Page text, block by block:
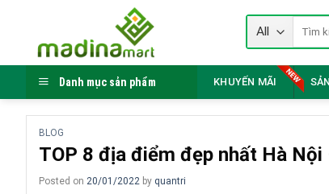
content
Tìm
Danh mục sản phẩm KHUYẾN MÃI
BLOG
TOP 8 địa điểm đẹp nhất Hà
Posted on 20/01/2022 by quantri